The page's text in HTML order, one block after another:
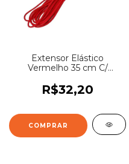
Extensor Elástico
Vermelho 35 cm C/
R$32,20